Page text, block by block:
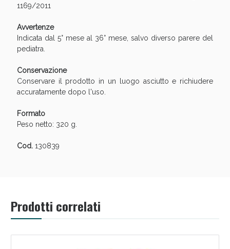
1169/2011
Avvertenze
Indicata dal 5° mese al 36° mese, salvo diverso parere del
pediatra.
Conservazione
Conservare il prodotto in un luogo asciutto e richiudere
accuratamente dopo l'uso.
Formato
Peso netto: 320 g.
Cod.130839
Prodotti correlati